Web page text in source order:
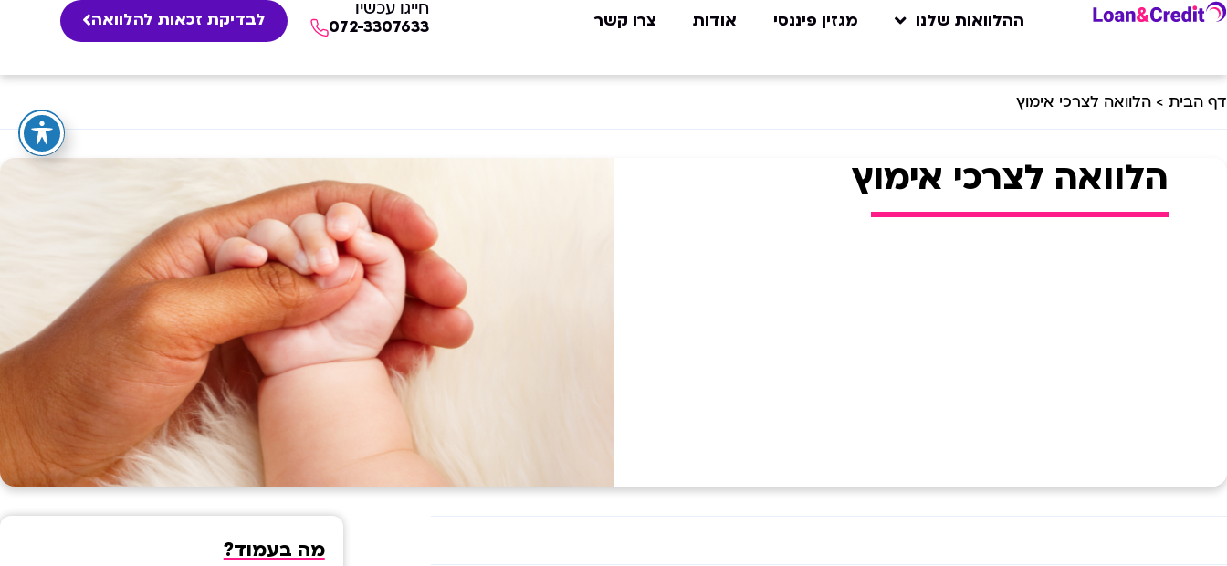
ההלוואות שלנו מגזין פיננסי אודות צרו קשר
חייגו עכשיו
072-3307633
לבדיקת זכאות להלוואה
דף הבית > הלוואה לצרכי אימוץ
הלוואה לצרכי אימוץ
מה בעמוד?